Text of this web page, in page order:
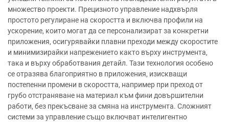
множество проекти. Прецизното управление надхвърля
простото регулиране на скоростта и включва профили на
ускорение, които могат да се персонализират за конкретни
приложения, осигурявайки плавни преходи между скоростите
и минимизирайки напрежението както върху инструмента,
така и върху обработвания детайл. Тази технология особено
се отразява благоприятно в приложения, изискващи
постепенни промени в скоростта, например при преход от
грубо отстраняване на материал към фини довършителни
работи, без прекъсване за смяна на инструмента. Сложният
системи за управление също включват интелигентно